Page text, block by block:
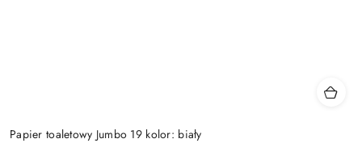
Papier toaletowy Jumbo 19 kolor: biały